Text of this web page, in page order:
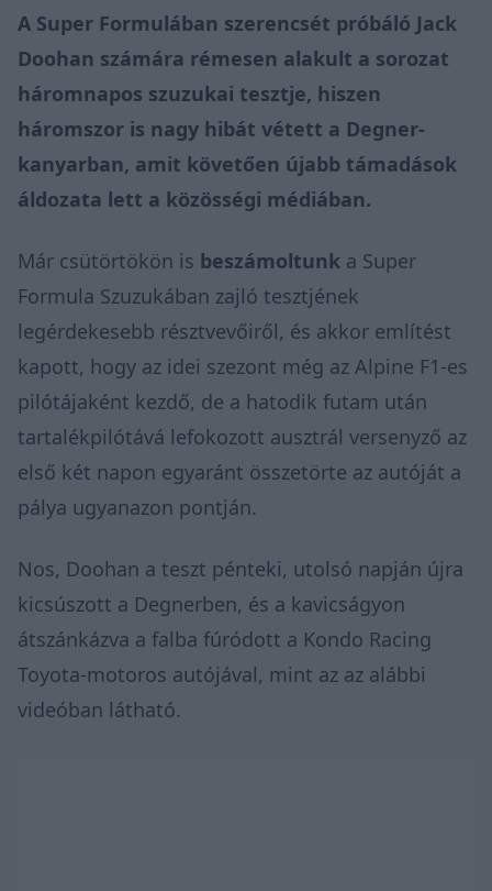
A Super Formulában szerencsét próbáló Jack
Doohan számára rémesen alakult a sorozat
háromnapos szuzukai tesztje, hiszen
háromszor is nagy hibát vétett a Degner-
kanyarban, amit követően újabb támadások
áldozata lett a közösségi médiában.
Már csütörtökön is beszámoltunk a Super
Formula Szuzukában zajló tesztjének
legérdekesebb résztvevőiről, és akkor említést
kapott, hogy az idei szezont még az Alpine F1-es
pilótájaként kezdő, de a hatodik futam után
tartalékpilótává lefokozott ausztrál versenyző az
első két napon egyaránt összetörte az autóját a
pálya ugyanazon pontján.
Nos, Doohan a teszt pénteki, utolsó napján újra
kicsúszott a Degnerben, és a kavicságyon
átszánkázva a falba fúródott a Kondo Racing
Toyota-motoros autójával, mint az az alábbi
videóban látható.